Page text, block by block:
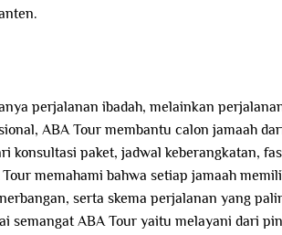
perjalanan ibadah, melainkan
ABA Tour membantu calon jamaah
paket, jadwal keberangkatan,
memahami bahwa setiap jamaah
serta skema perjalanan yang
semangat ABA Tour yaitu melayani dari